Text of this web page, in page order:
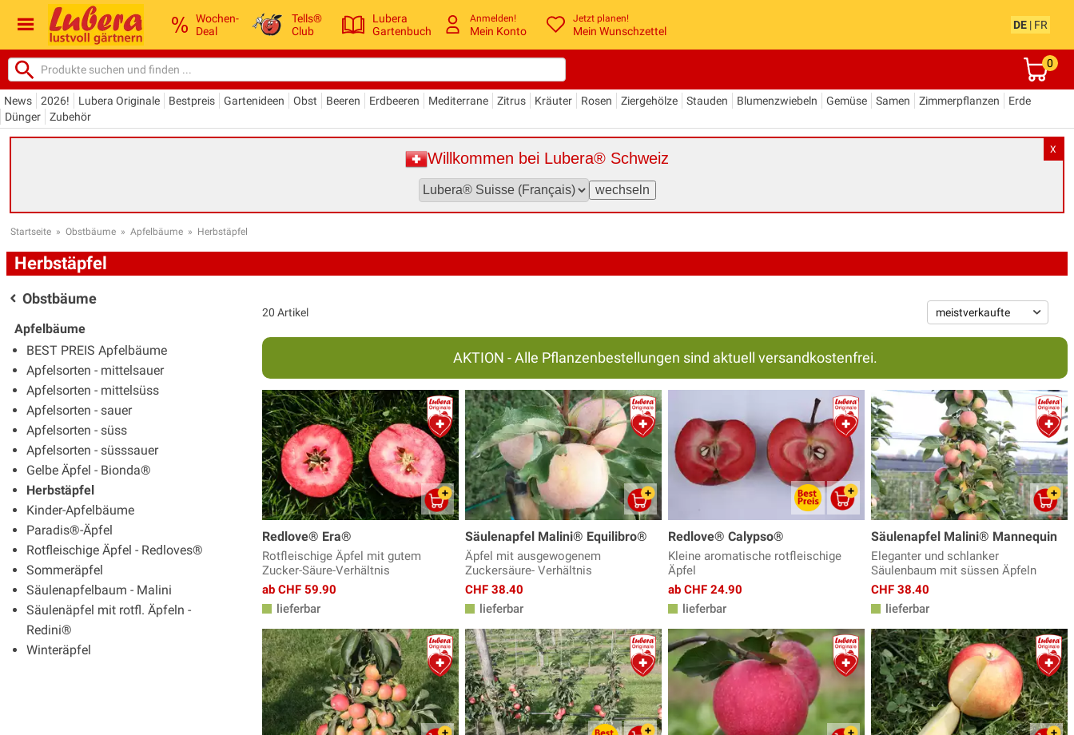
Wochen-
Deal
Tells®
Club
Lubera
Gartenbuch
Anmelden!
Mein Konto
Jetzt planen!
Mein Wunschzettel
DE | FR
0
News 2026! Lubera Originale Bestpreis Gartenideen Obst Beeren Erdbeeren Mediterrane Zitrus Kräuter Rosen Ziergehölze Stauden Blumenzwiebeln Gemüse Samen Zimmerpflanzen
Erde
Dünger
Zubehör
X
Willkommen bei Lubera® Schweiz
Startseite » Obstbäume » Apfelbäume » Herbstäpfel
Herbstäpfel
Obstbäume
Apfelbäume
BEST PREIS Apfelbäume
Apfelsorten - mittelsauer
Apfelsorten - mittelsüss
Apfelsorten - sauer
Apfelsorten - süss
Apfelsorten - süsssauer
Gelbe Äpfel - Bionda®
Herbstäpfel
Kinder-Apfelbäume
Paradis®-Äpfel
Rotfleischige Äpfel - Redloves®
Sommeräpfel
Säulenapfelbaum - Malini
Säulenäpfel mit rotfl. Äpfeln -
Redini®
Winteräpfel
20 Artikel
AKTION - Alle Pflanzenbestellungen sind aktuell versandkostenfrei.
Redlove® Era®
Rotfleischige Äpfel mit gutem
Zucker-Säure-Verhältnis
ab CHF 59.90
lieferbar
Säulenapfel Malini® Equilibro®
Äpfel mit ausgewogenem
Zuckersäure- Verhältnis
CHF 38.40
lieferbar
Redlove® Calypso®
Kleine aromatische rotfleischige
Äpfel
ab CHF 24.90
lieferbar
Säulenapfel Malini® Mannequin
Eleganter und schlanker
Säulenbaum mit süssen Äpfeln
CHF 38.40
lieferbar